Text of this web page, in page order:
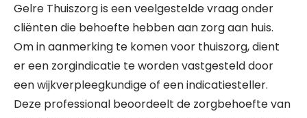
Gelre Thuiszorg is een veelgestelde vraag onder
cliënten die behoefte hebben aan zorg aan huis.
Om in aanmerking te komen voor thuiszorg, dient
er een zorgindicatie te worden vastgesteld door
een wijkverpleegkundige of een indicatiesteller.
Deze professional beoordeelt de zorgbehoefte van